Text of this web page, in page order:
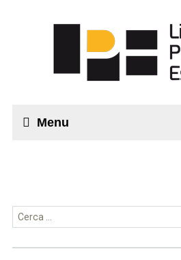
Menu
Ricerca per: